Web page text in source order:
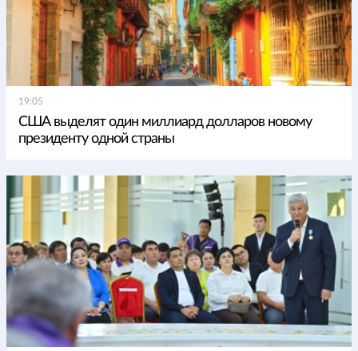
19:05
США выделят один миллиард долларов новому
президенту одной страны